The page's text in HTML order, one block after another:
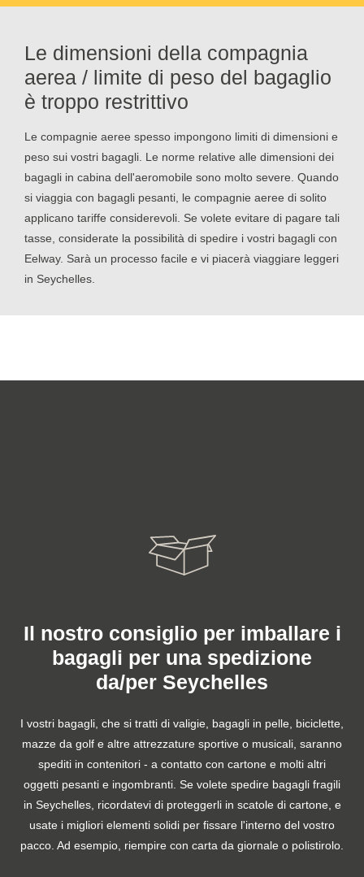
Le dimensioni della compagnia
aerea / limite di peso del bagaglio
è troppo restrittivo
Le compagnie aeree spesso impongono limiti di dimensioni e
peso sui vostri bagagli. Le norme relative alle dimensioni dei
bagagli in cabina dell'aeromobile sono molto severe. Quando
si viaggia con bagagli pesanti, le compagnie aeree di solito
applicano tariffe considerevoli. Se volete evitare di pagare tali
tasse, considerate la possibilità di spedire i vostri bagagli con
Eelway. Sarà un processo facile e vi piacerà viaggiare leggeri
in Seychelles.
Il nostro consiglio per imballare i
bagagli per una spedizione
da/per Seychelles
I vostri bagagli, che si tratti di valigie, bagagli in pelle, biciclette,
mazze da golf e altre attrezzature sportive o musicali, saranno
spediti in contenitori - a contatto con cartone e molti altri
oggetti pesanti e ingombranti. Se volete spedire bagagli fragili
in Seychelles, ricordatevi di proteggerli in scatole di cartone, e
usate i migliori elementi solidi per fissare l'interno del vostro
pacco. Ad esempio, riempire con carta da giornale o polistirolo.